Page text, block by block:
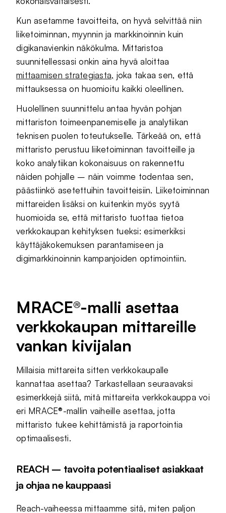
Kun asetamme tavoitteita, on hyvä selvittää niin
liiketoiminnan, myynnin ja markkinoinnin kuin
digikanavienkin näkökulma. Mittaristoa
suunnitellessasi onkin aina hyvä aloittaa
mittaamisen strategiasta, joka takaa sen, että
mittauksessa on huomioitu kaikki oleellinen.
Huolellinen suunnittelu antaa hyvän pohjan
mittariston toimeenpanemiselle ja analytiikan
teknisen puolen toteutukselle. Tärkeää on, että
mittaristo perustuu liiketoiminnan tavoitteille ja
koko analytiikan kokonaisuus on rakennettu
näiden pohjalle – näin voimme todentaa sen,
päästiinkö asetettuihin tavoitteisiin. Liiketoiminnan
mittareiden lisäksi on kuitenkin myös syytä
huomioida se, että mittaristo tuottaa tietoa
verkkokaupan kehityksen tueksi: esimerkiksi
käyttäjäkokemuksen parantamiseen ja
digimarkkinoinnin kampanjoiden optimointiin.
MRACE®-malli asettaa
verkkokaupan mittareille
vankan kivijalan
Millaisia mittareita sitten verkkokaupalle
kannattaa asettaa? Tarkastellaan seuraavaksi
esimerkkejä siitä, mitä mittareita verkkokauppa voi
eri MRACE®-mallin vaiheille asettaa, jotta
mittaristo tukee kehittämistä ja raportointia
optimaalisesti.
REACH – tavoita potentiaaliset asiakkaat
ja ohjaa ne kauppaasi
Reach-vaiheessa mittaamme sitä, miten paljon